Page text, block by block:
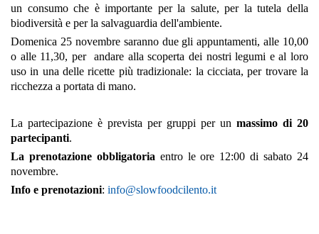
un consumo che è importante per la salute, per la tutela della
biodiversità e per la salvaguardia dell'ambiente.
Domenica 25 novembre saranno due gli appuntamenti, alle 10,00
o alle 11,30, per andare alla scoperta dei nostri legumi e al loro
uso in una delle ricette più tradizionale: la cicciata, per trovare la
ricchezza a portata di mano.
La partecipazione è prevista per gruppi per un massimo di 20
partecipanti.
La prenotazione obbligatoria entro le ore 12:00 di sabato 24
novembre.
Info e prenotazioni: info@slowfoodcilento.it